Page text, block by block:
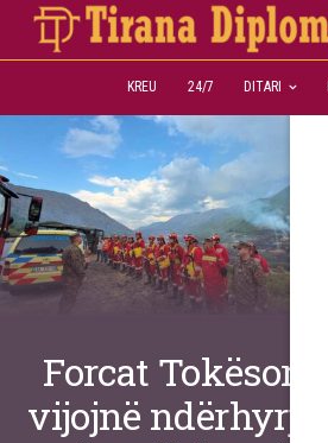
KREU 24/7 DITARI
Forcat Tokësore
vijojnë ndërhyrjet